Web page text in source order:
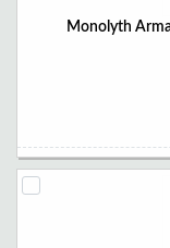
Monolyth